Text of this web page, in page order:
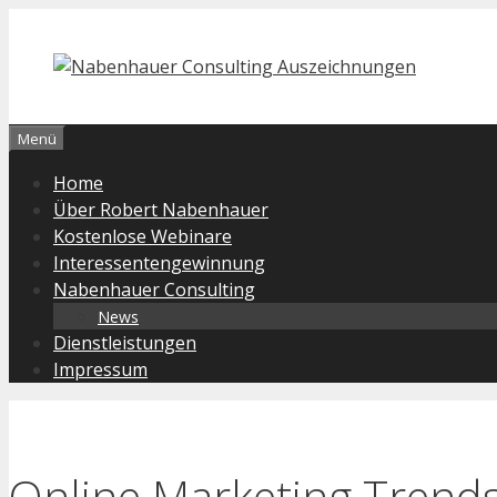
Inhalt
springen
Menü
Home
Über Robert Nabenhauer
Kostenlose Webinare
Interessentengewinnung
Nabenhauer Consulting
News
Dienstleistungen
Impressum